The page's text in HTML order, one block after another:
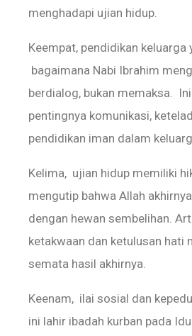
menghadapi ujian hidup.
Keempat, pendidikan keluarga
bagaimana Nabi Ibrahim
berdialog, bukan memaksa.
pentingnya komunikasi,
pendidikan iman dalam
Kelima, ujian hidup memiliki
mengutip bahwa Allah
dengan hewan sembelihan.
ketakwaan dan ketulusan hati
semata hasil akhirnya.
Keenam, ilai sosial dan
ini lahir ibadah kurban pada